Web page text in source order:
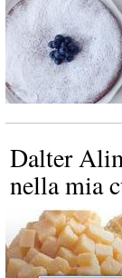
Dalter
nella mia